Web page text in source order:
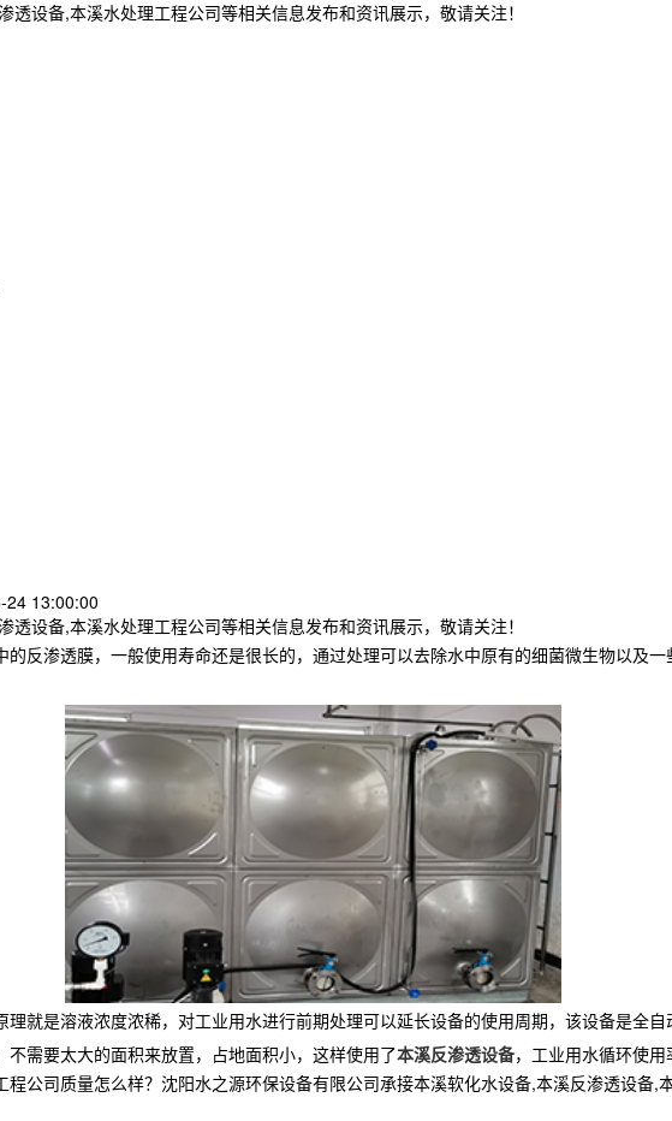
透设备,本溪水处理工程公司等相关信息发布和资讯展示，敬请关注！
24 13:00:00
透设备,本溪水处理工程公司等相关信息发布和资讯展示，敬请关注！
反渗透膜，一般使用寿命还是很长的，通过处理可以去除水中原有的细菌微生物以及
就是溶液浓度浓稀，对工业用水进行前期处理可以延长设备的使用周期，该设备是全
需要太大的面积来放置，占地面积小，这样使用了本溪反渗透设备，工业用水循环使用
公司质量怎么样？沈阳水之源环保设备有限公司承接本溪软化水设备,本溪反渗透设备,